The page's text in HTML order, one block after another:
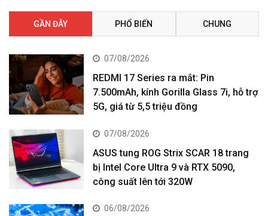
GẦN ĐÂY PHỔ BIẾN CHUNG
07/08/2026
REDMI 17 Series ra mắt: Pin
7.500mAh, kính Gorilla Glass 7i, hỗ trợ
5G, giá từ 5,5 triệu đồng
07/08/2026
ASUS tung ROG Strix SCAR 18 trang
bị Intel Core Ultra 9 và RTX 5090,
công suất lên tới 320W
06/08/2026